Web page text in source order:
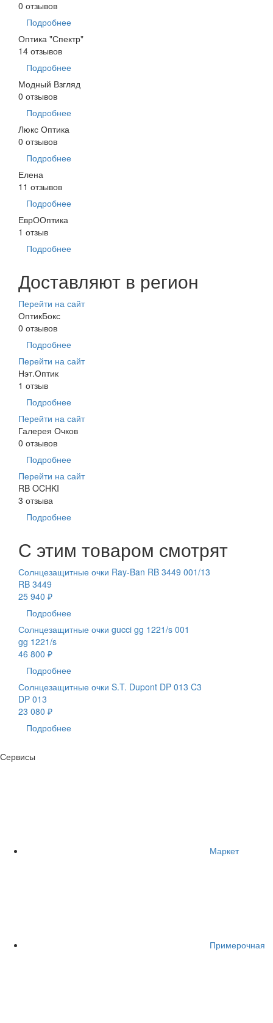
0 отзывов
Подробнее
Оптика "Спектр"
14 отзывов
Подробнее
Модный Взгляд
0 отзывов
Подробнее
Люкс Оптика
0 отзывов
Подробнее
Елена
11 отзывов
Подробнее
ЕврООптика
1 отзыв
Подробнее
Доставляют в регион
Перейти на сайт
ОптикБокс
0 отзывов
Подробнее
Перейти на сайт
Нэт.Оптик
1 отзыв
Подробнее
Перейти на сайт
Галерея Очков
0 отзывов
Подробнее
Перейти на сайт
RB OCHKI
3 отзыва
Подробнее
С этим товаром смотрят
Солнцезащитные очки Ray-Ban RB 3449 001/13
RB 3449
25 940 ₽
Подробнее
Солнцезащитные очки gucci gg 1221/s 001
gg 1221/s
46 800 ₽
Подробнее
Солнцезащитные очки S.T. Dupont DP 013 C3
DP 013
23 080 ₽
Подробнее
Сервисы
Маркет
Примерочная